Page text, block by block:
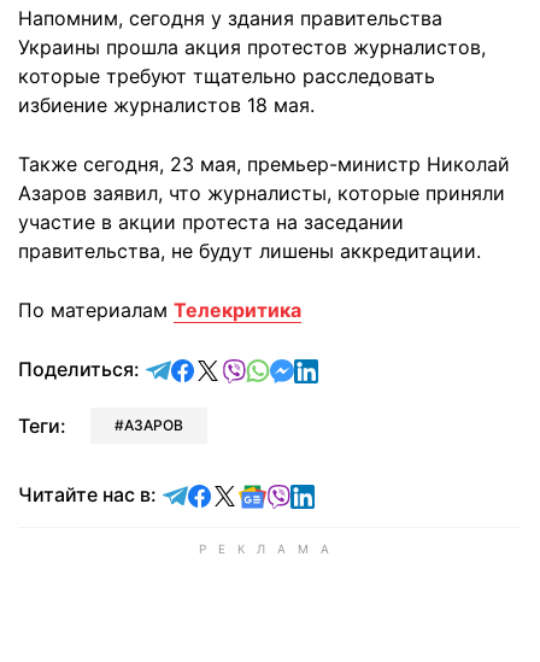
Напомним, сегодня у здания правительства
Украины прошла акция протестов журналистов,
которые требуют тщательно расследовать
избиение журналистов 18 мая.
Также сегодня, 23 мая, премьер-министр Николай
Азаров заявил, что журналисты, которые приняли
участие в акции протеста на заседании
правительства, не будут лишены аккредитации.
По материалам Телекритика
Поделиться: отправить в Telegram
поделиться в Facebook
поделиться в X
отправить в Viber
отправить в Whatsapp
отправить в Messenger
отправить в LinkedIn
Теги: АЗАРОВ
Читайте нас в: Читайте в Telegram
Читайте в Facebook
Читайте в X
Читайте в Google news
Читайте в Viber
Читайте в LinkedIn